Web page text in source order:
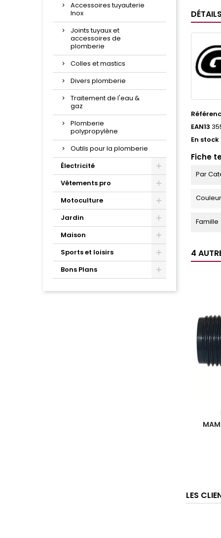
Accessoires tuyauterie
Inox
Joints tuyaux et
accessoires de
plomberie
Colles et mastics
Divers plomberie
Traitement de l'eau &
gaz
Plomberie
polypropylène
Outils pour la plomberie
Électricité
Vêtements pro
Motoculture
Jardin
Maison
Sports et loisirs
Bons Plans
EAN13
En stock
Fiche
Par
Couleur
Famille
4
LES